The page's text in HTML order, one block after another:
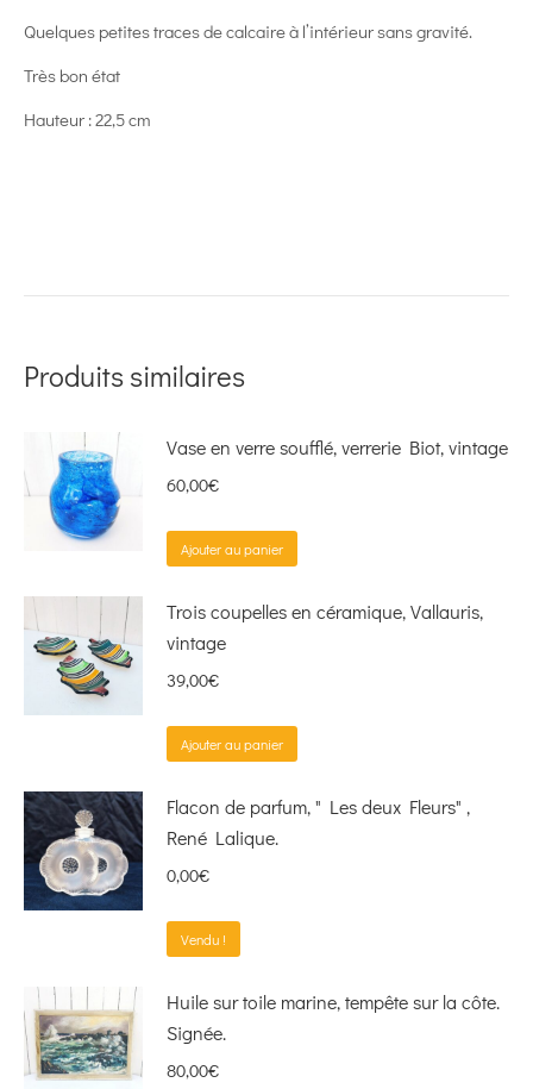
Quelques petites traces de calcaire à l’intérieur sans gravité.
Très bon état
Hauteur : 22,5 cm
Produits similaires
Vase en verre soufflé, verrerie Biot, vintage
60,00€
Ajouter au panier
Trois coupelles en céramique, Vallauris,
vintage
39,00€
Ajouter au panier
Flacon de parfum, " Les deux Fleurs" ,
René Lalique.
0,00€
Vendu !
Huile sur toile marine, tempête sur la côte.
Signée.
80,00€